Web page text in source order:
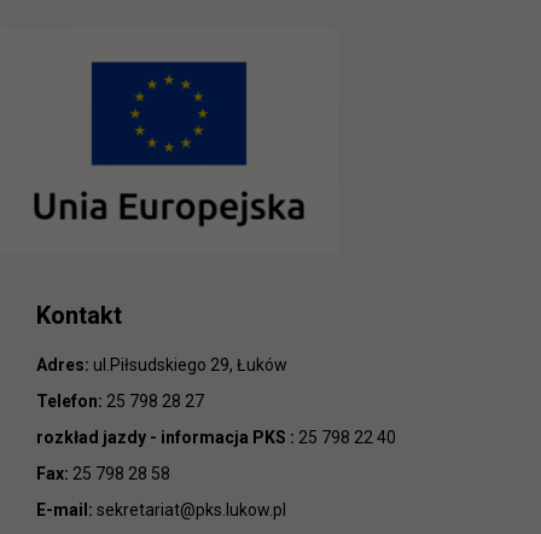
Kontakt
Adres: ul.Piłsudskiego 29, Łuków
Telefon: 25 798 28 27
rozkład jazdy - informacja PKS : 25 798 22 40
Fax: 25 798 28 58
E-mail: sekretariat@pks.lukow.pl